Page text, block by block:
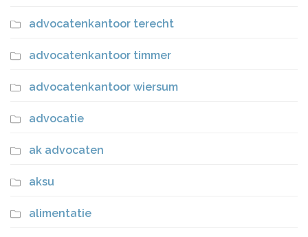
advocatenkantoor terecht
advocatenkantoor timmer
advocatenkantoor wiersum
advocatie
ak advocaten
aksu
alimentatie